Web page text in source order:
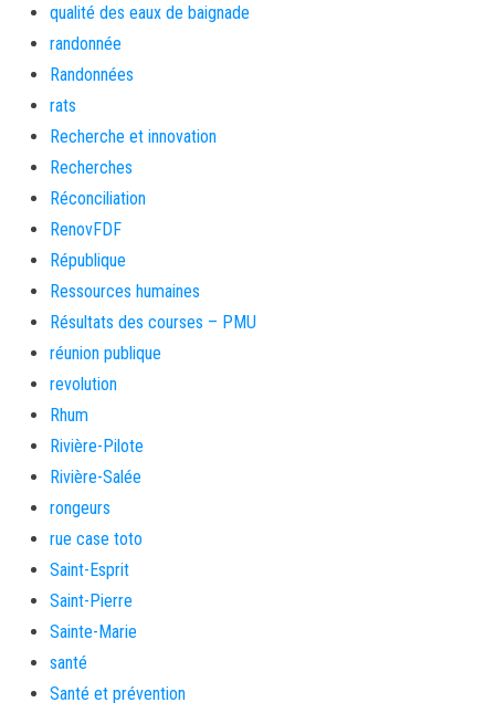
qualité des eaux de baignade
randonnée
Randonnées
rats
Recherche et innovation
Recherches
Réconciliation
RenovFDF
République
Ressources humaines
Résultats des courses – PMU
réunion publique
revolution
Rhum
Rivière-Pilote
Rivière-Salée
rongeurs
rue case toto
Saint-Esprit
Saint-Pierre
Sainte-Marie
santé
Santé et prévention